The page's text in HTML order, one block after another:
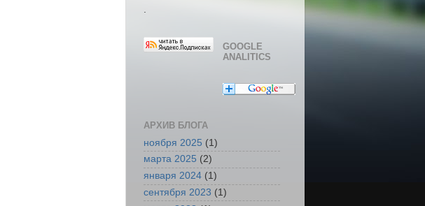
GOOGLE
ANALITICS
АРХИВ БЛОГА
ноября 2025 (1)
марта 2025 (2)
января 2024 (1)
сентября 2023 (1)